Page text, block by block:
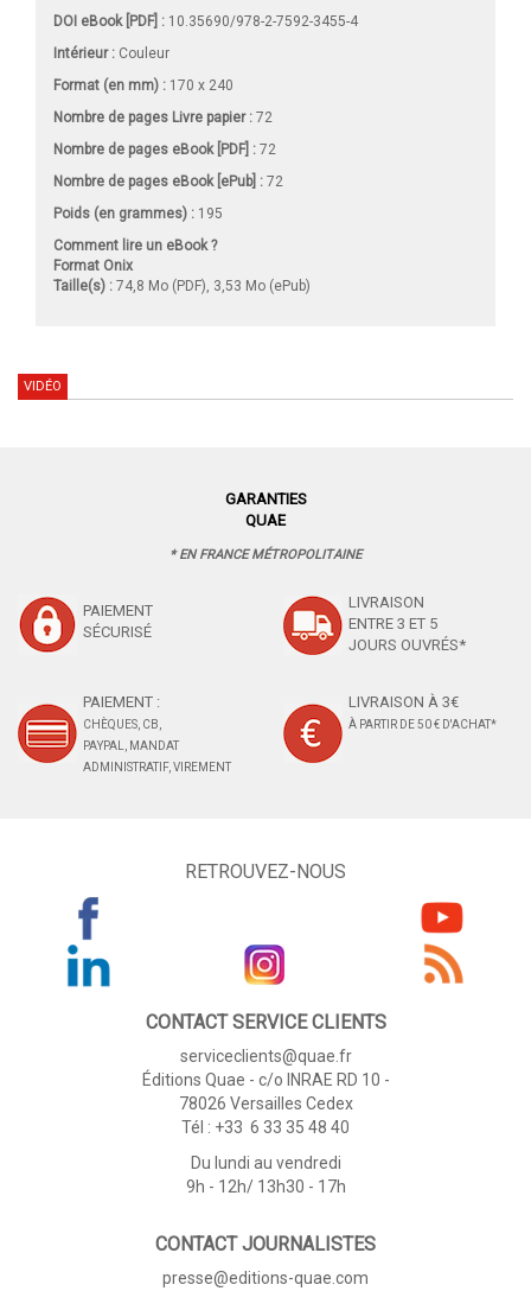
DOI eBook [PDF] : 10.35690/978-2-7592-3455-4
Intérieur : Couleur
Format (en mm) : 170 x 240
Nombre de pages Livre papier: 72
Nombre de pages eBook [PDF] : 72
Nombre de pages eBook [ePub] : 72
Poids (en grammes) : 195
Comment lire un eBook ?
Format Onix
Taille(s) : 74,8 Mo (PDF), 3,53 Mo (ePub)
VIDÉO
GARANTIES
QUAE
* EN FRANCE MÉTROPOLITAINE
PAIEMENT
SÉCURISÉ
LIVRAISON
ENTRE 3 ET 5
JOURS OUVRÉS*
PAIEMENT :
CHÈQUES, CB,
PAYPAL, MANDAT
ADMINISTRATIF, VIREMENT
LIVRAISON À 3€
À PARTIR DE 50 € D'ACHAT*
RETROUVEZ-NOUS
CONTACT SERVICE CLIENTS
serviceclients@quae.fr
Éditions Quae - c/o INRAE RD 10 -
78026 Versailles Cedex
Tél : +33 6 33 35 48 40
Du lundi au vendredi
9h - 12h/ 13h30 - 17h
CONTACT JOURNALISTES
presse@editions-quae.com